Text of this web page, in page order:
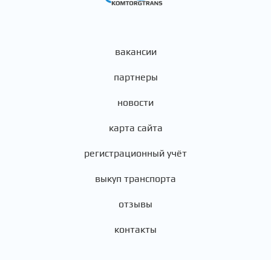
вакансии
партнеры
новости
карта сайта
регистрационный учёт
выкуп транспорта
отзывы
контакты